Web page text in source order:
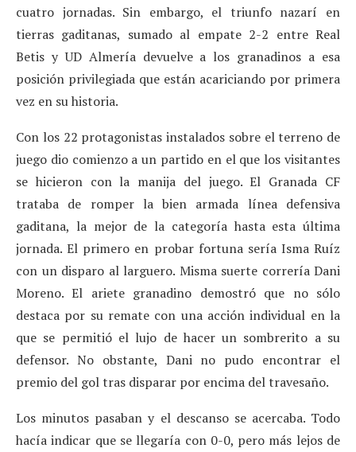
cuatro jornadas. Sin embargo, el triunfo nazarí en
tierras gaditanas, sumado al empate 2-2 entre Real
Betis y UD Almería devuelve a los granadinos a esa
posición privilegiada que están acariciando por primera
vez en su historia.
Con los 22 protagonistas instalados sobre el terreno de
juego dio comienzo a un partido en el que los visitantes
se hicieron con la manija del juego. El Granada CF
trataba de romper la bien armada línea defensiva
gaditana, la mejor de la categoría hasta esta última
jornada. El primero en probar fortuna sería Isma Ruíz
con un disparo al larguero. Misma suerte correría Dani
Moreno. El ariete granadino demostró que no sólo
destaca por su remate con una acción individual en la
que se permitió el lujo de hacer un sombrerito a su
defensor. No obstante, Dani no pudo encontrar el
premio del gol tras disparar por encima del travesaño.
Los minutos pasaban y el descanso se acercaba. Todo
hacía indicar que se llegaría con 0-0, pero más lejos de